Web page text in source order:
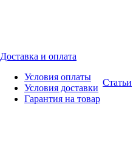
Доставка и оплата
Условия оплаты
Условия доставки
Гарантия на товар
Статьи